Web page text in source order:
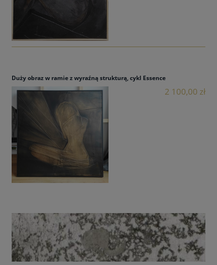
Duży obraz w ramie z wyraźną strukturą, cykl Essence
2 100,00 zł